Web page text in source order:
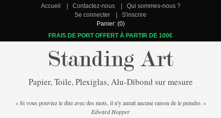
Accueil Contactez-nous
Qui sommes-nous ?
Se connecter
S'inscrire
Panier: (0)
FRAIS DE PORT OFFERT À PARTIR DE 100€
Standing Art
Papier, Toile, Plexiglas, Alu-Dibond sur mesure
« Si vous pouviez le dire avec des mots, il n'y aurait aucune raison de le peindre. »
Edward Hopper